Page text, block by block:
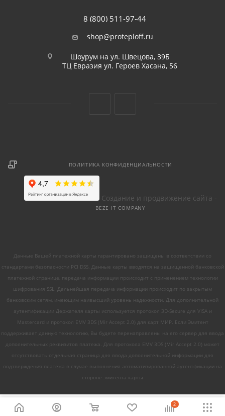
8 (800) 511-97-44
shop@proteploff.ru
Шоурум на ул. Швецова, 39Б
ТЦ Евразия ул. Героев Хасана, 56
ПОЛИТИКА КОНФИДЕНЦИАЛЬНОСТИ
Создание и продвижение сайта -
BEZE IT COMPANY
Данные Вашей платежной карты гарантировано защищены в соответствии со
стандартами безопасности PCI DSS. Данные карты вводятся на защищенной банковской
платежной странице, передача информации происходит с применением технологии
шифрования SSL. Дальнейшая передача информации происходит по закрытым
банковским сетям, имеющим наивысший уровень надежности. Для дополнительной
аутентификации Держателя карты используется протокол 3D-Secure для VISA и
Mastercard и протокол EMV 3DS (Mir Accept 2.0) для карт МИР. Если Эмитент
поддерживает данную технологию, Вы будете перенаправлены на его сервер для ввода
дополнительных реквизитов платежа. Для протокола EMV 3DS (Mir Accept 2.0) может
отсутствовать отдельная страница для ввода дополнительной информации для
подтверждения платежа в случае выполнения автоматизированной аутентфикации на
стороне эмитента карты
2